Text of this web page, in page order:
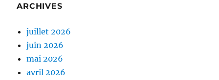
ARCHIVES
juillet 2026
juin 2026
mai 2026
avril 2026